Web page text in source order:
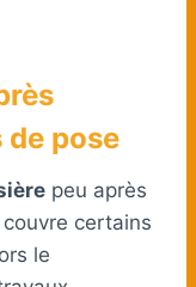
pose
peu après
couvre certains
le